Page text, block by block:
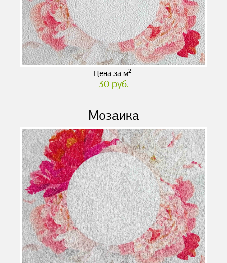
Цена за м2:
30 руб.
Мозаика